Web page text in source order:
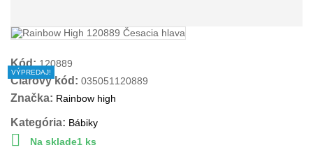
Kód: 120889
Čiarový kód: 035051120889
Značka: Rainbow high
Kategória: Bábiky
 Na sklade1 ks
VÝPREDAJ!